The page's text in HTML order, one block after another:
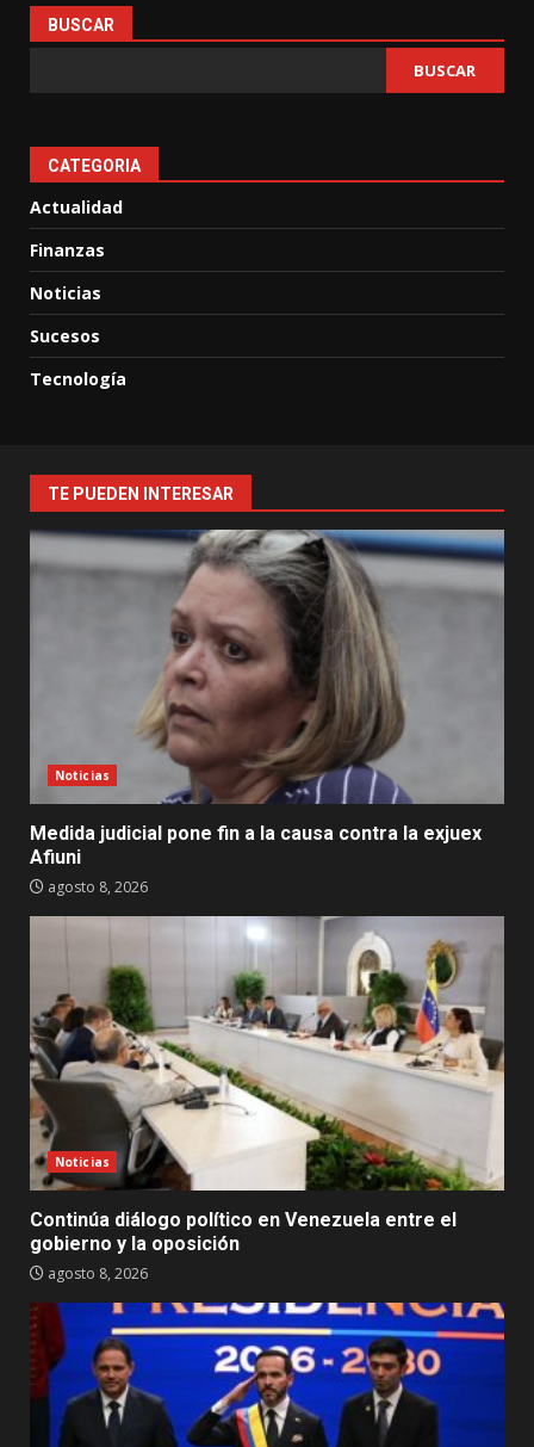
BUSCAR
BUSCAR
CATEGORIA
Actualidad
Finanzas
Noticias
Sucesos
Tecnología
TE PUEDEN INTERESAR
Noticias
Medida judicial pone fin a la causa contra la exjuex
Afiuni
agosto 8, 2026
Noticias
Continúa diálogo político en Venezuela entre el
gobierno y la oposición
agosto 8, 2026